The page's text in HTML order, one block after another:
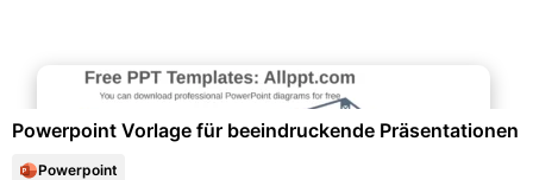
Powerpoint Vorlage für beeindruckende Präsentationen
Powerpoint